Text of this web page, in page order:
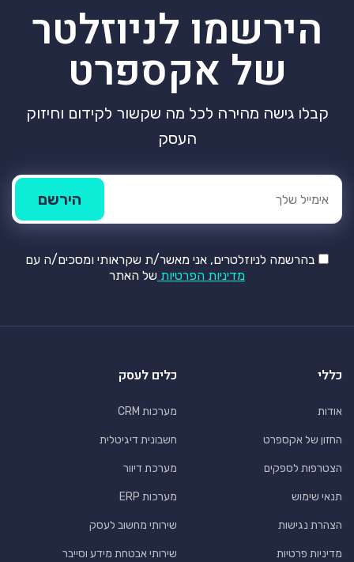
הירשמו לניוזלטר
של אקספרט
קבלו גישה מהירה לכל מה שקשור לקידום וחיזוק
העסק
בהרשמה לניוזלטרים, אני מאשר/ת שקראותי ומסכים/ה עם
מדיניות הפרטיות של האתר
כללי
אודות
החזון של אקספרט
הצטרפות לספקים
תנאי שימוש
הצהרת נגישות
מדיניות פרטיות
כלים לעסק
מערכות CRM
חשבונית דיגיטלית
מערכת דיוור
מערכות ERP
שירותי מחשוב לעסק
שירותי אבטחת מידע וסייבר